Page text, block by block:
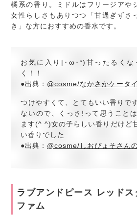
橘系の香り。ミドルはフリージアや
女性らしさもありつつ「甘過ぎずさ
き」な方におすすめの香水です。
お気に入り|･ω･*)甘ったるくな
く！！
●出典： @cosme/なかさかケータ
つけやすくて、とてもいい香りで
ないので、くっさ!って思うこと
ます(^ ^)女の子らしい香りだけど
い香りでした
●出典： @cosme/しおぴょそさん
ラブアンドピース レッド
ファム